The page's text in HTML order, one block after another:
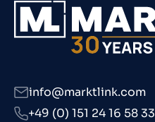
info@marktlink.com
+49 (0) 151 24 16 58 33